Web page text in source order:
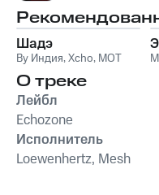
Шадэ
By Индия,Xcho, MOT
О треке
Лейбл
Echozone
Исполнитель
Loewenhertz, Mesh